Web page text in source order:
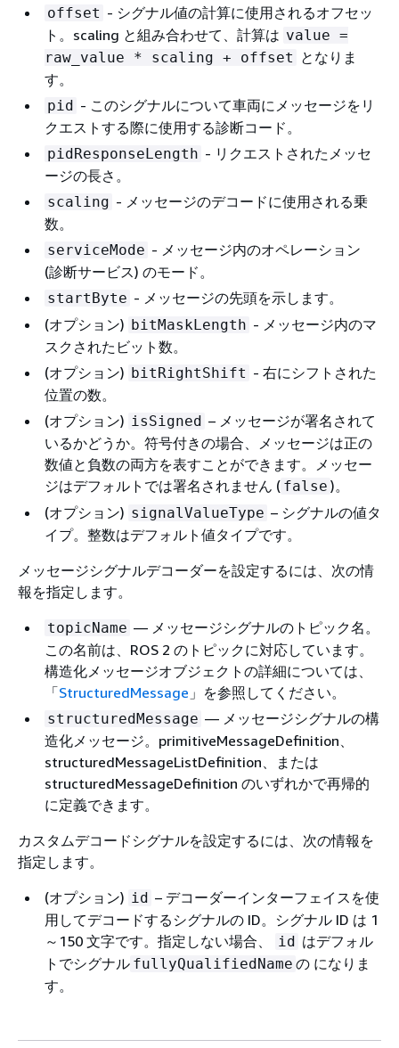
offset - シグナル値の計算に使用されるオフセッ
ト。scaling と組み合わせて、計算は value =
raw_value * scaling + offset となりま
す。
pid - このシグナルについて車両にメッセージをリ
クエストする際に使用する診断コード。
pidResponseLength - リクエストされたメッセ
ージの長さ。
scaling - メッセージのデコードに使用される乗
数。
serviceMode - メッセージ内のオペレーション
(診断サービス) のモード。
startByte - メッセージの先頭を示します。
(オプション) bitMaskLength - メッセージ内のマ
スクされたビット数。
(オプション) bitRightShift - 右にシフトされた
位置の数。
(オプション) isSigned – メッセージが署名されて
いるかどうか。符号付きの場合、メッセージは正の
数値と負数の両方を表すことができます。メッセー
ジはデフォルトでは署名されません ( false )。
(オプション) signalValueType – シグナルの値タ
イプ。整数はデフォルト値タイプです。
メッセージシグナルデコーダーを設定するには、次の情
報を指定します。
topicName — メッセージシグナルのトピック名。
この名前は、ROS 2 のトピックに対応しています。
構造化メッセージオブジェクトの詳細については、
「StructuredMessage 」を参照してください。
structuredMessage — メッセージシグナルの構
造化メッセージ。primitiveMessageDefinition、
structuredMessageListDefinition、または
structuredMessageDefinition のいずれかで再帰的
に定義できます。
カスタムデコードシグナルを設定するには、次の情報を
指定します。
(オプション) id – デコーダーインターフェイスを使
用してデコードするシグナルの ID。シグナル ID は 1
～150 文字です。指定しない場合、
id はデフォル
トでシグナル fullyQualifiedName の になりま
す。